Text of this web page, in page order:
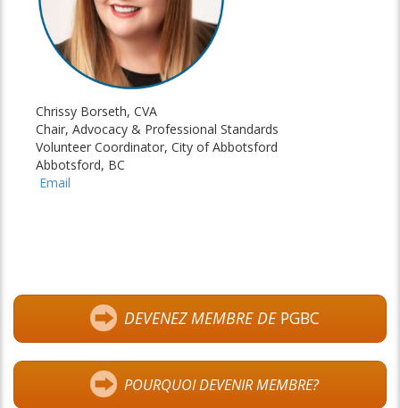
Chrissy Borseth, CVA
Chair, Advocacy & Professional Standards
Volunteer Coordinator, City of Abbotsford
Abbotsford, BC
Email
DEVENEZ MEMBRE DEPGBC
POURQUOI DEVENIR MEMBRE?